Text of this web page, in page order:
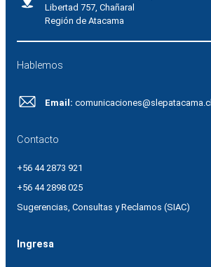
Libertad 757, Chañaral
Región de Atacama
Hablemos
Email: comunicaciones@slepatacama.cl
Contacto
+56 44 2873 921
+56 44 2898 025
Sugerencias, Consultas y Reclamos (SIAC)
Ingresa